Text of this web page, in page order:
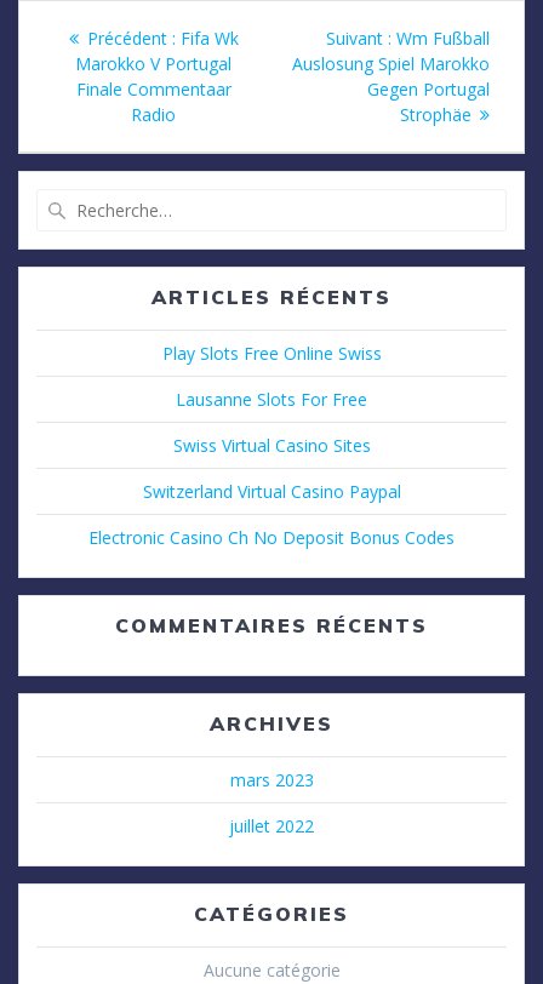
Navigation
l’article
Précédent : Article
précédent
:
Fifa Wk
Marokko V Portugal
Finale Commentaar
Radio
Suivant : Article
suivant
:
Wm Fußball
Auslosung Spiel Marokko
Gegen Portugal
Strophäe
:
ARTICLES RÉCENTS
Play Slots Free Online Swiss
Lausanne Slots For Free
Swiss Virtual Casino Sites
Switzerland Virtual Casino Paypal
Electronic Casino Ch No Deposit Bonus Codes
COMMENTAIRES RÉCENTS
ARCHIVES
mars 2023
juillet 2022
CATÉGORIES
Aucune catégorie